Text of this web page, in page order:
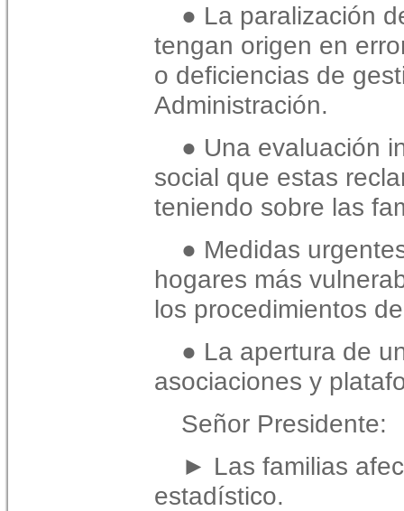
● La paralización
tengan origen en
o deficiencias de
Administración.
● Una evaluación
social que estas
teniendo sobre las
● Medidas
hogares más
los procedimientos
● La apertura de
asociaciones y
Señor Presidente:
► Las familias
estadístico.